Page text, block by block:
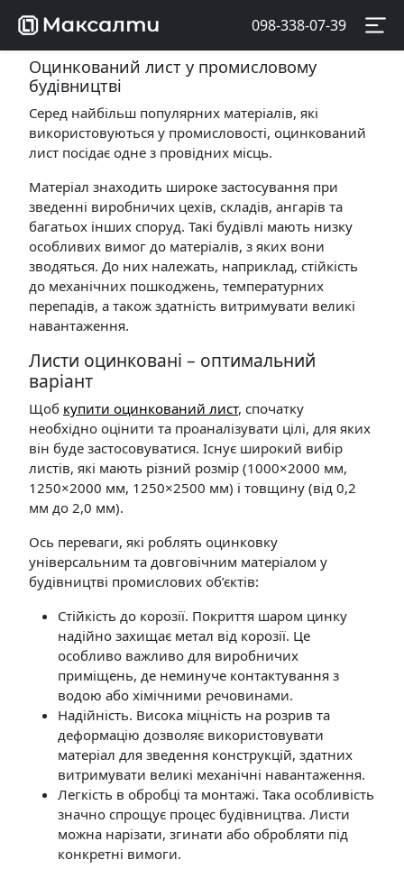
098-338-07-39
Оцинкований лист у промисловому
будівництві
Серед найбільш популярних матеріалів, які
використовуються у промисловості, оцинкований
лист посідає одне з провідних місць.
Матеріал знаходить широке застосування при
зведенні виробничих цехів, складів, ангарів та
багатьох інших споруд. Такі будівлі мають низку
особливих вимог до матеріалів, з яких вони
зводяться. До них належать, наприклад, стійкість
до механічних пошкоджень, температурних
перепадів, а також здатність витримувати великі
навантаження.
Листи оцинковані – оптимальний
варіант
Щоб купити оцинкований лист, спочатку
необхідно оцінити та проаналізувати цілі, для яких
він буде застосовуватися. Існує широкий вибір
листів, які мають різний розмір (1000×2000 мм,
1250×2000 мм, 1250×2500 мм) і товщину (від 0,2
мм до 2,0 мм).
Ось переваги, які роблять оцинковку
універсальним та довговічним матеріалом у
будівництві промислових об’єктів:
Стійкість до корозії. Покриття шаром цинку
надійно захищає метал від корозії. Це
особливо важливо для виробничих
приміщень, де неминуче контактування з
водою або хімічними речовинами.
Надійність. Висока міцність на розрив та
деформацію дозволяє використовувати
матеріал для зведення конструкцій, здатних
витримувати великі механічні навантаження.
Легкість в обробці та монтажі. Така особливість
значно спрощує процес будівництва. Листи
можна нарізати, згинати або обробляти під
конкретні вимоги.